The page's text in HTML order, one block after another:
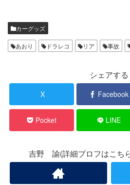
カーグッズ
あおり ドラレコ リア 事故
シェアする
X Facebook
Pocket LINE
吉野 諭(詳細プロフはこち